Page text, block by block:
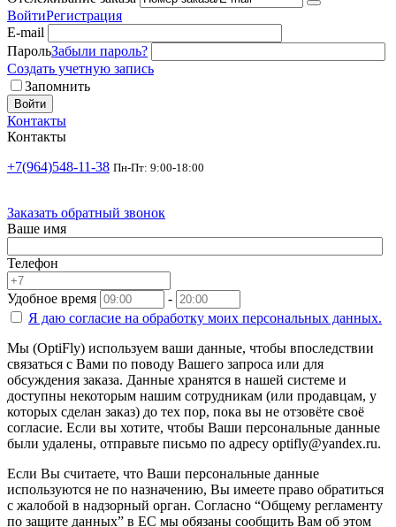
ВойтиРегистрация
E-mail
ПарольЗабыли пароль?
Создать учетную запись
Запомнить
Войти
Контакты
Контакты
+7(964)548-11-38 Пн-Пт: 9:00-18:00
Заказать обратный звонок
Ваше имя
Телефон
Удобное время
-
Я даю согласие на обработку моих персональных данных.
Мы (OptiFly) используем ваши данные, чтобы впоследствии
связаться с Вами по поводу Вашего запроса или для
обсуждения заказа. Данные хранятся в нашей системе и
доступны некоторым нашим сотрудникам (или продавцам, у
которых сделан заказ) до тех пор, пока вы не отзовёте своё
согласие. Если вы хотите, чтобы Ваши персональные данные
были удалены, отправьте письмо по адресу optifly@yandex.ru.
Если Вы считаете, что Ваши персональные данные
используются не по назначению, Вы имеете право обратиться
с жалобой в надзорный орган. Согласно “Общему регламенту
по защите данных” в ЕС мы обязаны сообщить Вам об этом